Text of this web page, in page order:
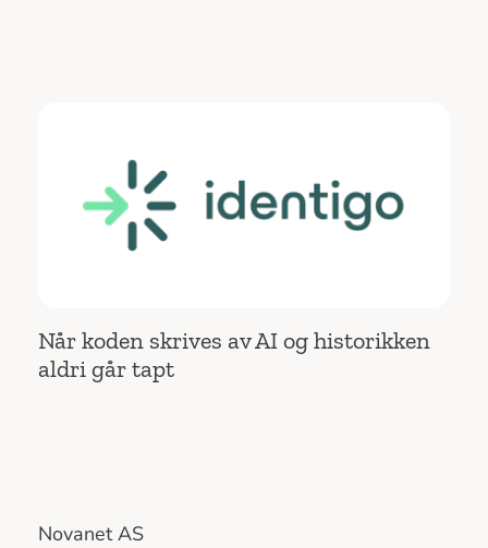
Når koden skrives av AI og historikken
aldri går tapt
Novanet AS